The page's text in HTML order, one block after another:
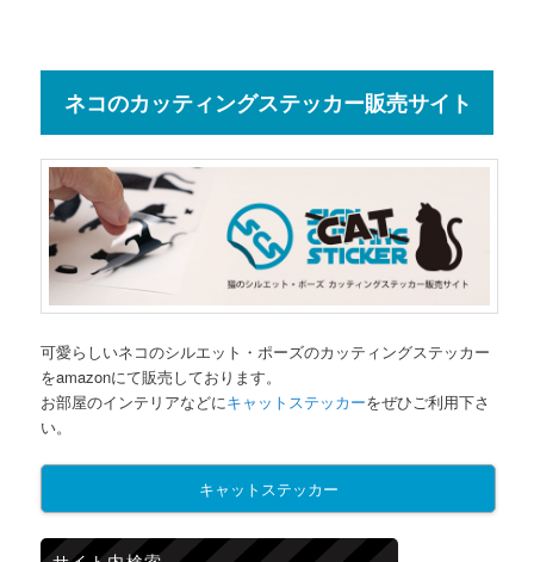
ネコのカッティングステッカー販売サイト
可愛らしいネコのシルエット・ポーズのカッティングステッカー
をamazonにて販売しております。
お部屋のインテリアなどにキャットステッカーをぜひご利用下さ
い。
キャットステッカー